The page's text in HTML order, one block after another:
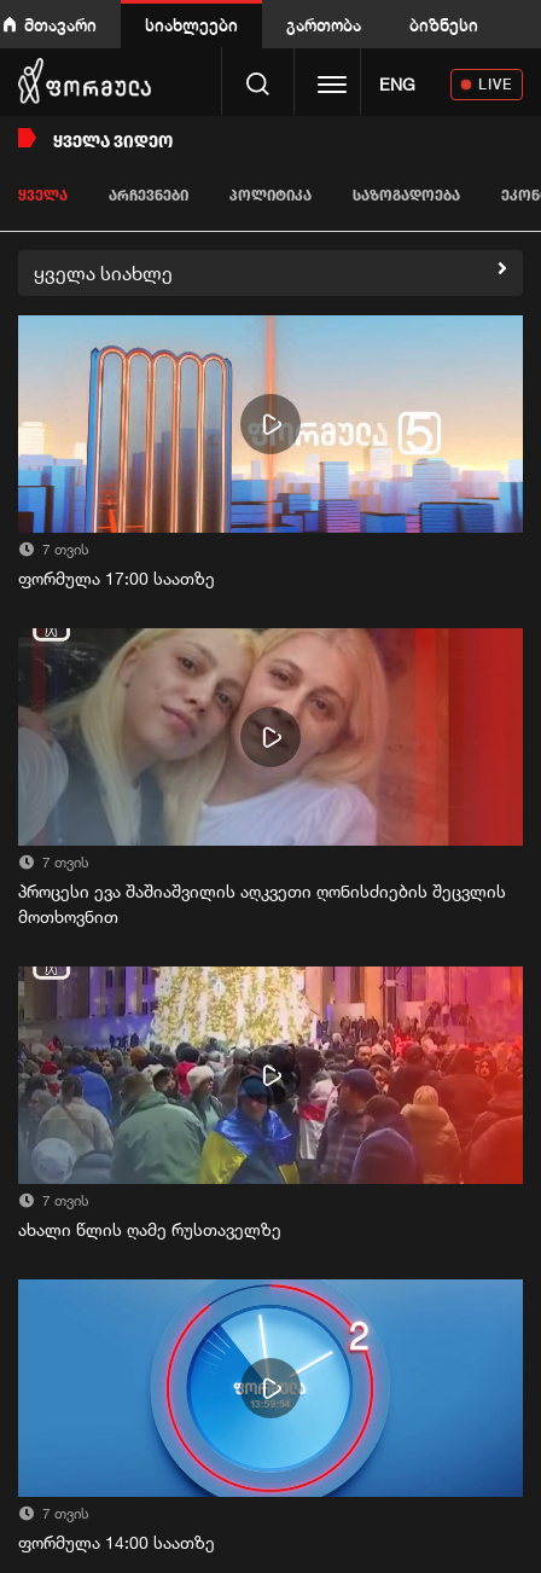
მთავარი სიახლეები გართობა ბიზნესი
Toggle navigation
ENG LIVE
ᲧᲕᲔᲚᲐ ᲕᲘᲓᲔᲝ
ᲧᲕᲔᲚᲐ ᲐᲠᲩᲔᲕᲜᲔᲑᲘ ᲞᲝᲚᲘᲢᲘᲙᲐ ᲡᲐᲖᲝᲒᲐᲓᲝᲔᲑᲐ
ყველა სიახლე
7 თვის
ფორმულა 17:00 საათზე
7 თვის
პროცესი ევა შაშიაშვილის აღკვეთი ღონისძიების შეცვლის
მოთხოვნით
7 თვის
ახალი წლის ღამე რუსთაველზე
7 თვის
ფორმულა 14:00 საათზე